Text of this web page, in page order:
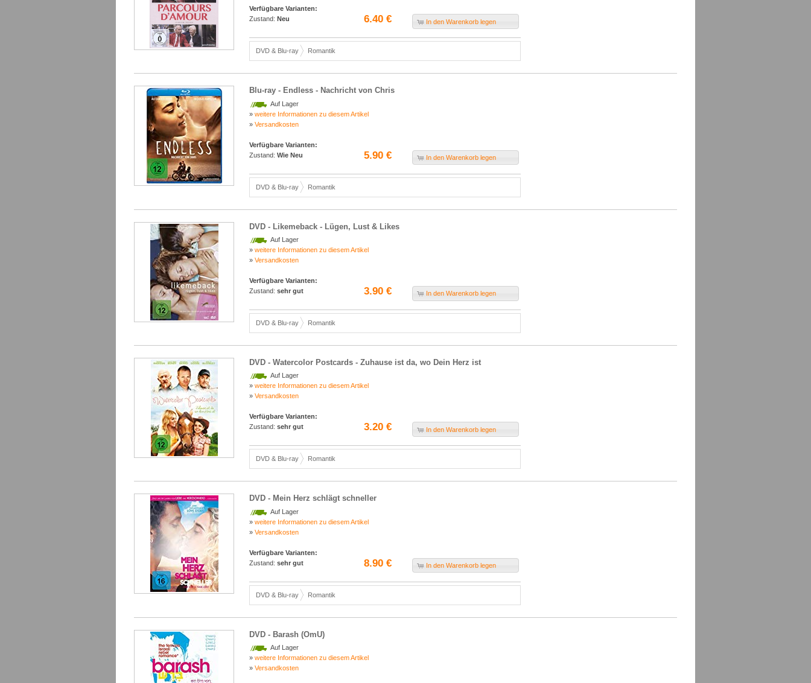
Verfügbare Varianten:
Zustand: Neu 6.40 € In den Warenkorb legen
DVD & Blu-ray Romantik
Blu-ray - Endless - Nachricht von Chris
Auf Lager
» weitere Informationen zu diesem Artikel
» Versandkosten
Verfügbare Varianten:
Zustand: Wie Neu 5.90 € In den Warenkorb legen
DVD & Blu-ray Romantik
DVD - Likemeback - Lügen, Lust & Likes
Auf Lager
» weitere Informationen zu diesem Artikel
» Versandkosten
Verfügbare Varianten:
Zustand: sehr gut 3.90 € In den Warenkorb legen
DVD & Blu-ray Romantik
DVD - Watercolor Postcards - Zuhause ist da, wo Dein Herz ist
Auf Lager
» weitere Informationen zu diesem Artikel
» Versandkosten
Verfügbare Varianten:
Zustand: sehr gut 3.20 € In den Warenkorb legen
DVD & Blu-ray Romantik
DVD - Mein Herz schlägt schneller
Auf Lager
» weitere Informationen zu diesem Artikel
» Versandkosten
Verfügbare Varianten:
Zustand: sehr gut 8.90 € In den Warenkorb legen
DVD & Blu-ray Romantik
DVD - Barash (OmU)
Auf Lager
» weitere Informationen zu diesem Artikel
» Versandkosten